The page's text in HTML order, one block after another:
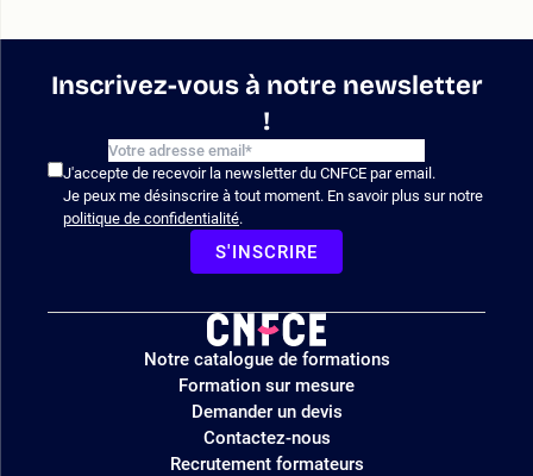
Inscrivez-vous à notre newsletter
!
J'accepte de recevoir la newsletter du CNFCE par email.
Je peux me désinscrire à tout moment. En savoir plus sur notre
politique de confidentialité.
S'INSCRIRE
Logo
site
Notre catalogue de formations
Formation sur mesure
Demander un devis
Contactez-nous
Recrutement formateurs